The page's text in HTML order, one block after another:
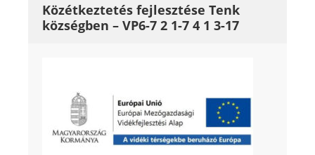
Közétkeztetés fejlesztése Tenk
községben – VP6-7 2 1-7 4 1 3-17